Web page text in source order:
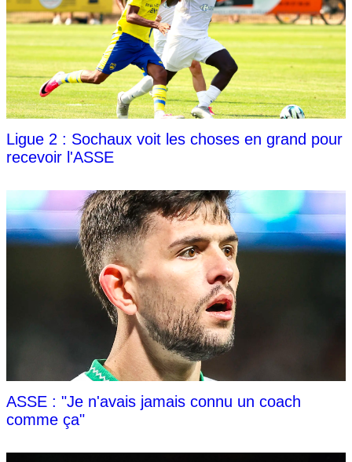
Ligue 2 : Sochaux voit les choses en grand pour
recevoir l'ASSE
ASSE : "Je n'avais jamais connu un coach
comme ça"